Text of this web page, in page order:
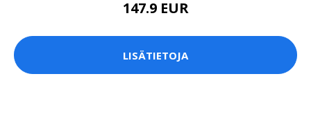
147.9 EUR
LISÄTIETOJA